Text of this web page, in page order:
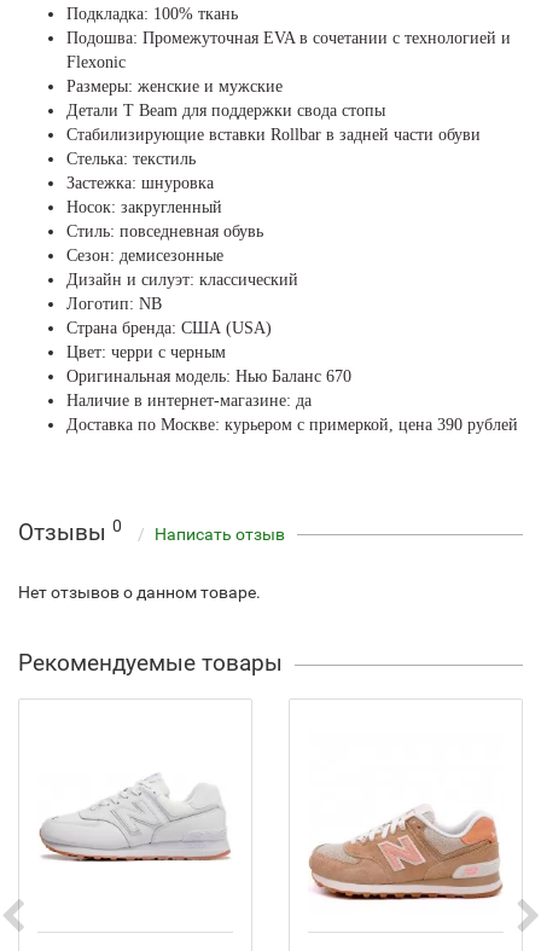
Подкладка: 100% ткань
Подошва: Промежуточная EVA в сочетании с технологией и
Flexonic
Размеры: женские и мужские
Детали T Beam для поддержки свода стопы
Стабилизирующие вставки Rollbar в задней части обуви
Стелька: текстиль
Застежка: шнуровка
Носок: закругленный
Стиль: повседневная обувь
Сезон: демисезонные
Дизайн и силуэт: классический
Логотип: NB
Страна бренда: США (USA)
Цвет: черри с черным
Оригинальная модель: Нью Баланс 670
Наличие в интернет-магазине: да
Доставка по Москве: курьером с примеркой, цена 390 рублей
Отзывы 0 Написать отзыв
Нет отзывов о данном товаре.
Рекомендуемые товары